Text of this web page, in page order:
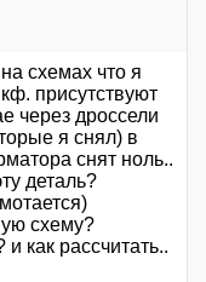
схемах что я
присутствуют
через дроссели
я снял) в
снят ноль..
деталь?
схему?
и как рассчитать..